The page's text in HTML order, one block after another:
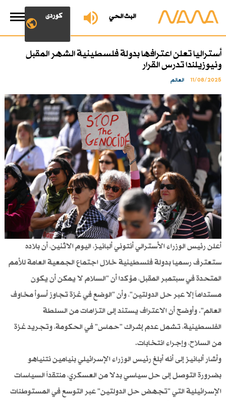
البث الحي کوردی
أستراليا تعلن اعترافها بدولة فلسطينية الشهر المقبل
ونيوزيلندا تدرس القرار
11/08/2025 العالم
أعلن رئيس الوزراء الأسترالي أنتوني ألبانيز، اليوم الاثنين، أن بلاده
ستعترف رسميا بدولة فلسطينية خلال اجتماع الجمعية العامة للأمم
المتحدة في سبتمبر المقبل، مؤكدا أن "السلام لا يمكن أن يكون
مستداماً إلا عبر حل الدولتين"، وأن "الوضع في غزة تجاوز أسوأ مخاوف
العالم". وأوضح أن الاعتراف يستند إلى التزامات من السلطة
الفلسطينية، تشمل عدم إشراك "حماس" في الحكومة، وتجريد غزة
من السلاح، وإجراء انتخابات.
وأشار ألبانيز إلى أنه أبلغ رئيس الوزراء الإسرائيلي بنيامين نتنياهو
بضرورة التوصل إلى حل سياسي بدلا من العسكري، منتقداً السياسات
الإسرائيلية التي "تجهض حل الدولتين" عبر التوسع في المستوطنات